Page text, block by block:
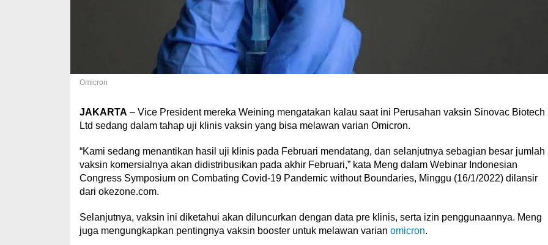
Omicron
JAKARTA – Vice President mereka Weining mengatakan kalau saat ini Perusahan vaksin Sinovac Biotech
Ltd sedang dalam tahap uji klinis vaksin yang bisa melawan varian Omicron.
“Kami sedang menantikan hasil uji klinis pada Februari mendatang, dan selanjutnya sebagian besar jumlah
vaksin komersialnya akan didistribusikan pada akhir Februari,” kata Meng dalam Webinar Indonesian
Congress Symposium on Combating Covid-19 Pandemic without Boundaries, Minggu (16/1/2022) dilansir
dari okezone.com.
Selanjutnya, vaksin ini diketahui akan diluncurkan dengan data pre klinis, serta izin penggunaannya. Meng
juga mengungkapkan pentingnya vaksin booster untuk melawan varian omicron.